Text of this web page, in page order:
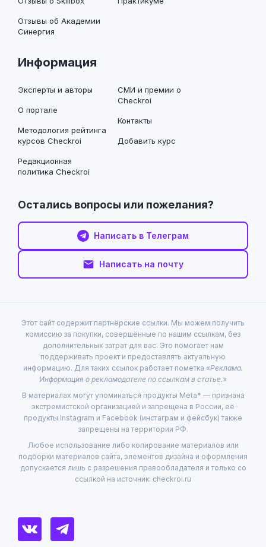
Отзывы об Академии
Синергия
Информация
Эксперты и авторы
О портале
Методология рейтинга
курсов Checkroi
Редакционная
политика Checkroi
СМИ и премии о
Checkroi
Контакты
Добавить курс
Остались вопросы или пожелания?
Написать в Телеграм
Написать на почту
Этот сайт содержит партнёрские ссылки. Мы можем получить
комиссию за покупки, совершённые по нашим ссылкам, без
дополнительных затрат для вас. Это помогает нам
поддерживать проект и предоставлять актуальную
информацию. Для таких ссылок работает пометка «Реклама.
Информация о рекламодателе по ссылкам в статье.»
В материалах могут упоминаться продукты Meta* — признана
экстремистской организацией и запрещена в России, её
продукты Instagram и Facebook (инстаграм и фейсбук) также
запрещены на территории РФ.
Любое использование либо копирование материалов или
подборки материалов сайта, элементов дизайна и оформления
допускается лишь с разрешения правообладателя и только со
ссылкой на источник: checkroi.ru